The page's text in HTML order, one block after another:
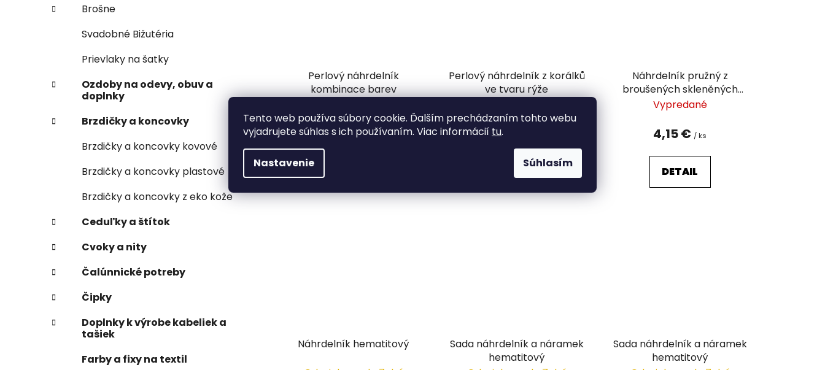
Tento web používa súbory cookie. Ďalším prechádzaním tohto webu
vyjadrujete súhlas s ich používaním. Viac informácií tu.
Nastavenie Súhlasím
Brošne
Svadobné Bižutéria
Prievlaky na šatky
Ozdoby na odevy, obuv a
doplnky
Brzdičky a koncovky
Brzdičky a koncovky kovové
Brzdičky a koncovky plastové
Brzdičky a koncovky z eko kože
Ceduľky a štítok
Cvoky a nity
Čalúnnické potreby
Čipky
Doplnky k výrobe kabeliek a
tašiek
Farby a fixy na textil
Perlový náhrdelník
kombinace barev
8,30 €/ ks
Perlový náhrdelník z korálků
ve tvaru rýže
9,58 €
Náhrdelník pružný z
broušených skleněných
korálků
Vypredané
4,15 € / ks
DETAIL
Náhrdelník hematitový
Sada náhrdelník a náramek
hematitový
Sada náhrdelník a náramek
hematitový